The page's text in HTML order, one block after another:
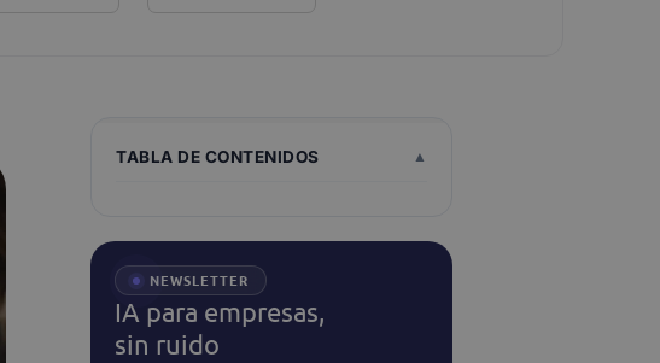
TABLA DE CONTENIDOS ▲
NEWSLETTER
IA para empresas,
sin ruido